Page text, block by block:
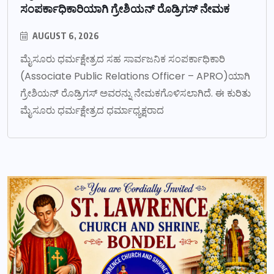
ಸಂಪರ್ಕಾಧಿಕಾರಿಯಾಗಿ ಗ್ರೇಶಿಯನ್ ರೊಡ್ರಿಗಸ್ ನೇಮಕ
AUGUST 6, 2026
ಮೈಸೂರು ಧರ್ಮಕ್ಷೇತ್ರದ ಸಹ ಸಾರ್ವಜನಿಕ ಸಂಪರ್ಕಾಧಿಕಾರಿ
(Associate Public Relations Officer – APRO)ಯಾಗಿ
ಗ್ರೇಶಿಯನ್ ರೊಡ್ರಿಗಸ್ ಅವರನ್ನು ನೇಮಕಗೊಳಿಸಲಾಗಿದೆ. ಈ ಕುರಿತು
ಮೈಸೂರು ಧರ್ಮಕ್ಷೇತ್ರದ ಧರ್ಮಾಧ್ಯಕ್ಷರಾದ